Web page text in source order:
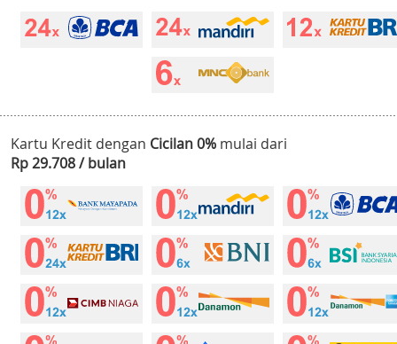
Kartu Kredit dengan Cicilan 0% mulai dari
Rp 29.708 / bulan